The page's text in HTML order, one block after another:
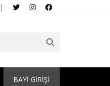
|
BAYİ GİRİŞİ